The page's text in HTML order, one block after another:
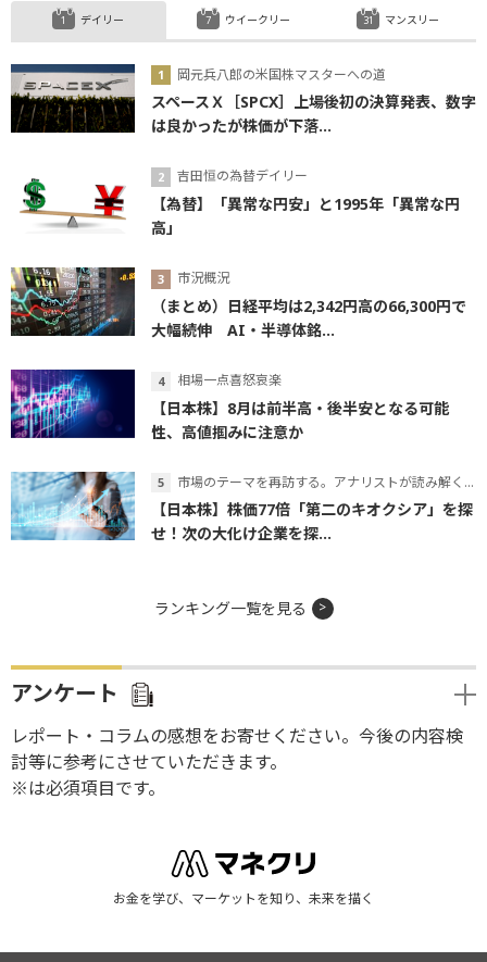
デイリー
岡元兵八郎の米国株マスターへの道
スペースＸ［SPCX］上場後初の決算発表、数字
は良かったが株価が下落...
吉田恒の為替デイリー
【為替】「異常な円安」と1995年「異常な円
高」
市況概況
（まとめ）日経平均は2,342円高の66,300円で
大幅続伸 AI・半導体銘...
相場一点喜怒哀楽
【日本株】8月は前半高・後半安となる可能
性、高値掴みに注意か
市場のテーマを再訪する。アナリストが読み解くテーマの本質
【日本株】株価77倍「第二のキオクシア」を探
せ！次の大化け企業を探...
ウイークリー マンスリー
ランキング一覧を見る
アンケート
レポート・コラムの感想をお寄せください。今後の内容検
討等に参考にさせていただきます。
※は必須項目です。
お金を学び、マーケットを知り、未来を描く